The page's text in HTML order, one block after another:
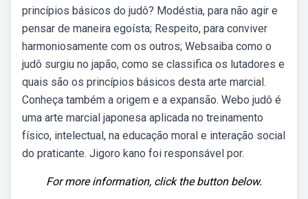
princípios básicos do judô? Modéstia, para não agir e
pensar de maneira egoísta; Respeito, para conviver
harmoniosamente com os outros; Websaiba como o
judô surgiu no japão, como se classifica os lutadores e
quais são os princípios básicos desta arte marcial.
Conheça também a origem e a expansão. Webo judô é
uma arte marcial japonesa aplicada no treinamento
físico, intelectual, na educação moral e interação social
do praticante. Jigoro kano foi responsável por.
For more information, click the button below.